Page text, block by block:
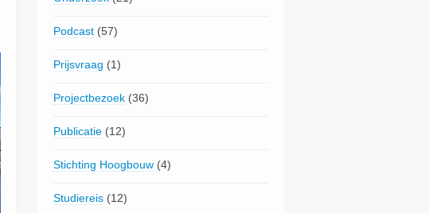
Podcast (57)
Prijsvraag (1)
Projectbezoek (36)
Publicatie (12)
Stichting Hoogbouw (4)
Studiereis (12)